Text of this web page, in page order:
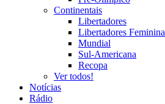
Continentais
Libertadores
Libertadores Feminina
Mundial
Sul-Americana
Recopa
Ver todos!
Notícias
Rádio